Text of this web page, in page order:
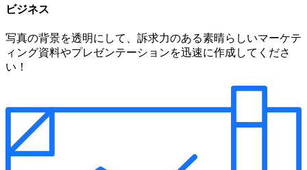
ビジネス
写真の背景を透明にして、訴求力のある素晴らしいマーケテ
ィング資料やプレゼンテーションを迅速に作成してくださ
い！